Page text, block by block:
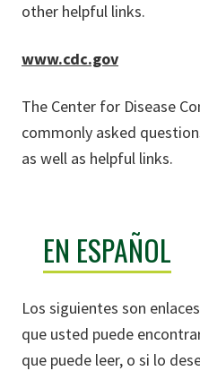
other helpful links.
www.cdc.gov
The Center for Disease
commonly asked
as well as helpful links.
EN ESPAÑOL
Los siguientes son
que usted puede
que puede leer, o si lo